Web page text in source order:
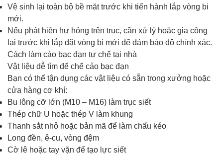
Vệ sinh lại toàn bộ bề mặt trước khi tiến hành lắp vòng bi
mới.
Nếu phát hiện hư hỏng trên trục, cần xử lý hoặc gia công
lại trước khi lắp đặt vòng bi mới để đảm bảo độ chính xác.
Cách làm cảo bạc đạn tự chế tại nhà
Vật liệu dễ tìm để chế cảo bạc đạn
Bạn có thể tận dụng các vật liệu có sẵn trong xưởng hoặc
cửa hàng cơ khí:
Bu lông cỡ lớn (M10 – M16) làm trục siết
Thép chữ U hoặc thép V làm khung
Thanh sắt nhỏ hoặc bản mã để làm chấu kéo
Long đền, ê-cu, vòng đệm
Cờ lê hoặc tay vặn để tạo lực siết